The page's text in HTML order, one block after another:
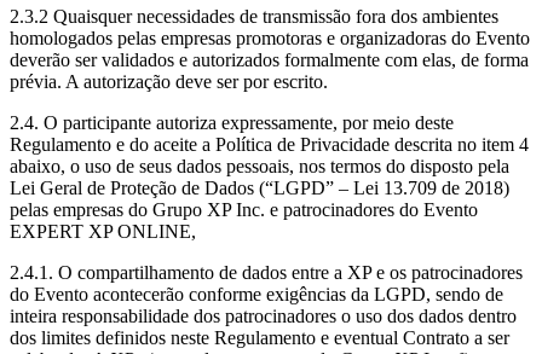
2.3.2 Quaisquer necessidades de transmissão fora dos ambientes
homologados pelas empresas promotoras e organizadoras do Evento
deverão ser validados e autorizados formalmente com elas, de forma
prévia. A autorização deve ser por escrito.
2.4. O participante autoriza expressamente, por meio deste
Regulamento e do aceite a Política de Privacidade descrita no item 4
abaixo, o uso de seus dados pessoais, nos termos do disposto pela
Lei Geral de Proteção de Dados (“LGPD” – Lei 13.709 de 2018)
pelas empresas do Grupo XP Inc. e patrocinadores do Evento
EXPERT XP ONLINE,
2.4.1. O compartilhamento de dados entre a XP e os patrocinadores
do Evento acontecerão conforme exigências da LGPD, sendo de
inteira responsabilidade dos patrocinadores o uso dos dados dentro
dos limites definidos neste Regulamento e eventual Contrato a ser